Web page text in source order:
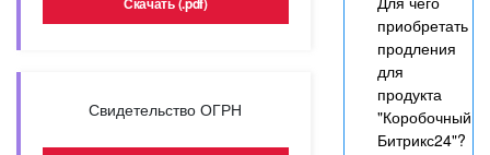
Свидетельство ОГРН
приобретать
продления
для
продукта
"Коробочный
Битрикс24"?